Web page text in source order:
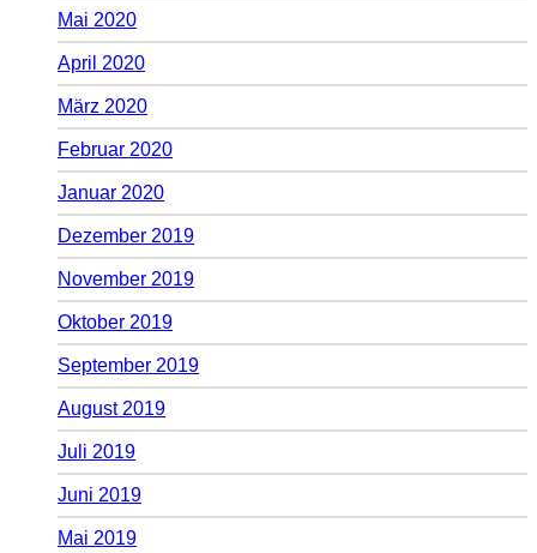
Mai 2020
April 2020
März 2020
Februar 2020
Januar 2020
Dezember 2019
November 2019
Oktober 2019
September 2019
August 2019
Juli 2019
Juni 2019
Mai 2019